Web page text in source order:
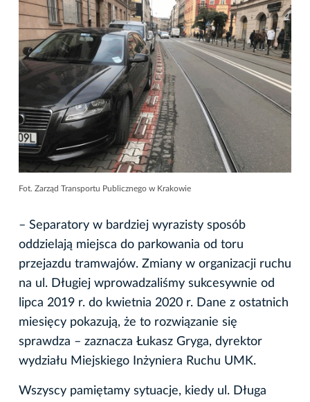
Fot. Zarząd Transportu Publicznego w Krakowie
– Separatory w bardziej wyrazisty sposób
oddzielają miejsca do parkowania od toru
przejazdu tramwajów. Zmiany w organizacji ruchu
na ul. Długiej wprowadzaliśmy sukcesywnie od
lipca 2019 r. do kwietnia 2020 r. Dane z ostatnich
miesięcy pokazują, że to rozwiązanie się
sprawdza – zaznacza Łukasz Gryga, dyrektor
wydziału Miejskiego Inżyniera Ruchu UMK.
Wszyscy pamiętamy sytuacje, kiedy ul. Długa